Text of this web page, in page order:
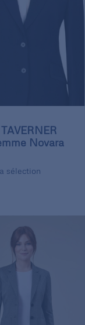
Novara
sélection